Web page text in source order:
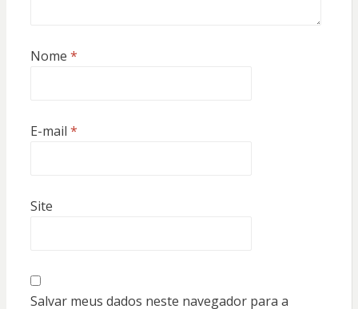
Nome *
E-mail *
Site
Salvar meus dados neste navegador para a